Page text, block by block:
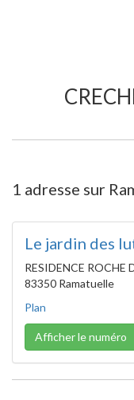
1 adresse sur
Le jardin des
RESIDENCE ROCHE
83350 Ramatuelle
Plan
Afficher le numéro